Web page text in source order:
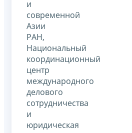
и
современной
Азии
РАН,
Национальный
координационный
центр
международного
делового
сотрудничества
и
юридическая